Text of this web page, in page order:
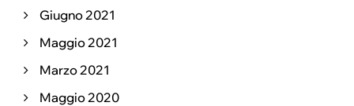
Giugno 2021
Maggio 2021
Marzo 2021
Maggio 2020